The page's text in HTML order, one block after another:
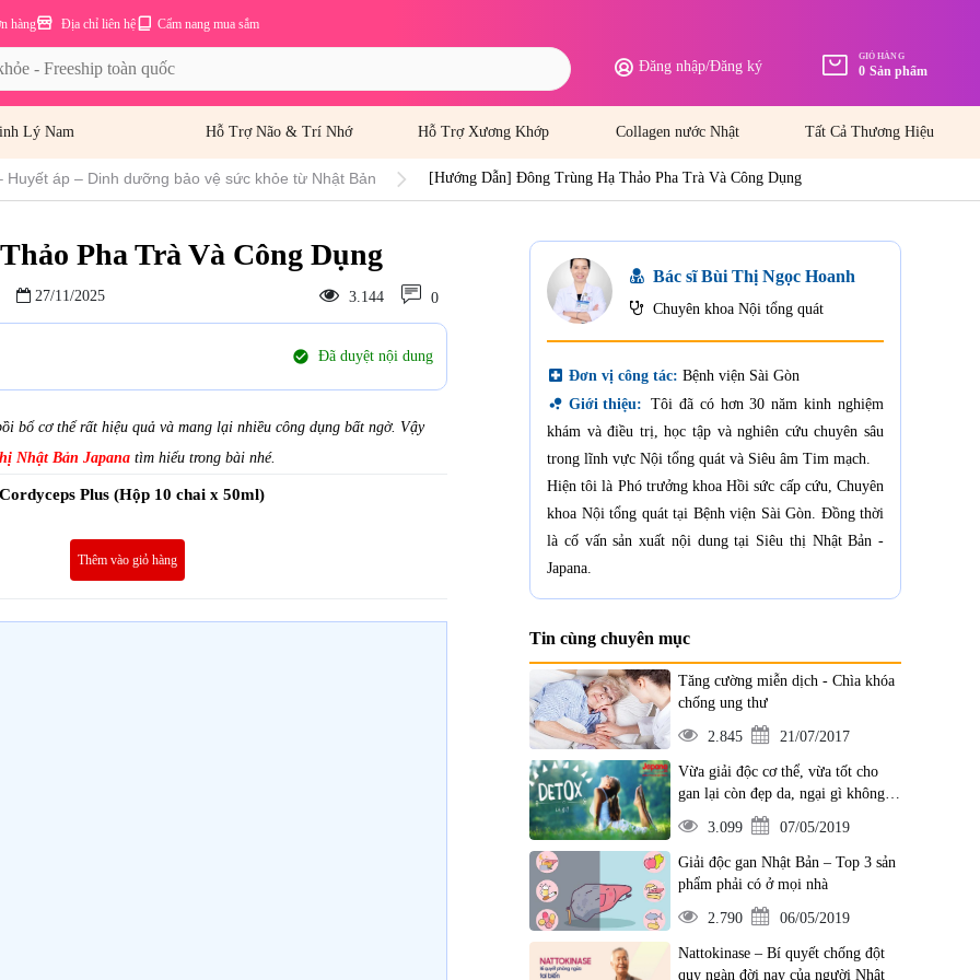
Cẩm nang mua sắm
Địa chỉ liên hệ
hàng
Đăng nhập/Đăng ký
GIỎ HÀNG
0 Sản phẩm
Lý Nam Hỗ Trợ Não & Trí Nhớ Hỗ Trợ Xương Khớp Collagen nước Nhật Tất Cả Thương Hiệu
Huyết áp – Dinh dưỡng bảo vệ sức khỏe từ Nhật Bản [Hướng Dẫn] Đông Trùng Hạ Thảo Pha Trà Và Công Dụng
Pha Trà Và Công Dụng
27/11/2025 3.144 0
check_circle Đã duyệt nội dung
bổ cơ thể rất hiệu quả và mang lại nhiều công dụng bất ngờ. Vậy
Nhật Bản Japana tìm hiểu trong bài nhé.
Plus (Hộp 10 chai x 50ml)
Thêm vào giỏ hàng
Bác sĩ Bùi Thị Ngọc Hoanh
Chuyên khoa Nội tổng quát
local_hospital Đơn vị công tác: Bệnh viện Sài Gòn
bubble_chart Giới thiệu: Tôi đã có hơn 30 năm kinh nghiệm
khám và điều trị, học tập và nghiên cứu chuyên sâu
trong lĩnh vực Nội tổng quát và Siêu âm Tim mạch.
Hiện tôi là Phó trưởng khoa Hồi sức cấp cứu, Chuyên
khoa Nội tổng quát tại Bệnh viện Sài Gòn. Đồng thời
là cố vấn sản xuất nội dung tại Siêu thị Nhật Bản -
Japana.
Tin cùng chuyên mục
Tăng cường miễn dịch - Chìa khóa
chống ung thư
2.845 21/07/2017
Vừa giải độc cơ thể, vừa tốt cho
gan lại còn đẹp da, ngại gì không
áp dụng ngay
3.099 07/05/2019
Giải độc gan Nhật Bản – Top 3 sản
phẩm phải có ở mọi nhà
2.790 06/05/2019
Nattokinase – Bí quyết chống đột
quỵ ngàn đời nay của người Nhật